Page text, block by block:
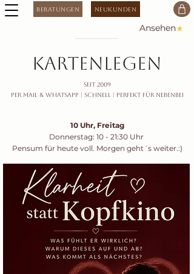
Beratungen Neukunden
Ansehen
kartenlegen
seit 2009
Per Mail & Whatsapp | Schnell | Perfekt für nebenbei
10 Uhr, Freitag
Donnerstag: 10 - 21:30 Uhr
Pensum für heute voll. Morgen geht´s weiter.:)